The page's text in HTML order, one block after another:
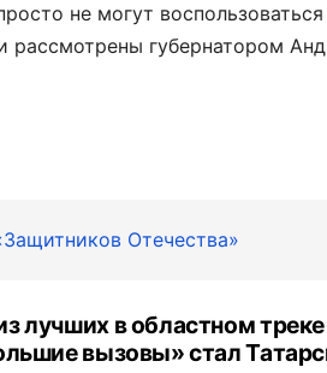
не могут
рассмотрены губернатором
Отечества»
лучших в областном
вызовы» стал